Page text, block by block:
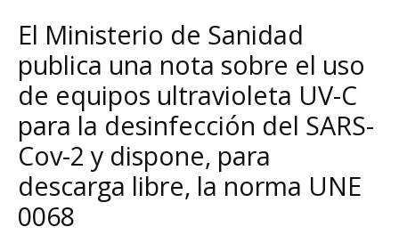
El Ministerio de Sanidad
publica una nota sobre el uso
de equipos ultravioleta UV-C
para la desinfección del SARS-
Cov-2 y dispone, para
descarga libre, la norma UNE
0068